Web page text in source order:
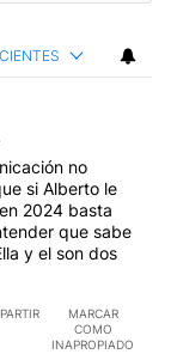
no
si Alberto le
2024 basta
que sabe
y el son dos
MARCAR
COMO
INAPROPIADO